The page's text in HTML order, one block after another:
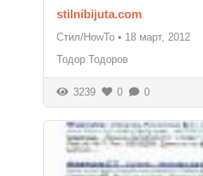
stilnibijuta.com
Стил/HowTo • 18 март, 2012
Тодор Тодоров
3239 0 0